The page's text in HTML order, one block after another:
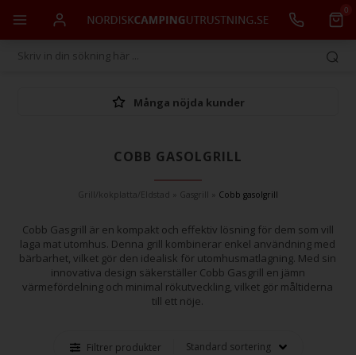
0
Många nöjda kunder
COBB GASOLGRILL
Grill/kokplatta/Eldstad Gasgrill Cobb gasolgrill
Cobb Gasgrill är en kompakt och effektiv lösning för dem som vill
laga mat utomhus. Denna grill kombinerar enkel användning med
bärbarhet, vilket gör den idealisk för utomhusmatlagning. Med sin
innovativa design säkerställer Cobb Gasgrill en jämn
värmefördelning och minimal rökutveckling, vilket gör måltiderna
till ett nöje.
Filtrer produkter